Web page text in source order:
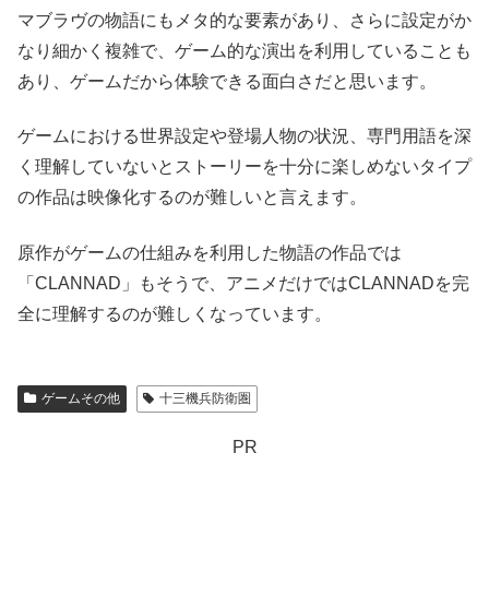
マブラヴの物語にもメタ的な要素があり、さらに設定がか
なり細かく複雑で、ゲーム的な演出を利用していることも
あり、ゲームだから体験できる面白さだと思います。
ゲームにおける世界設定や登場人物の状況、専門用語を深
く理解していないとストーリーを十分に楽しめないタイプ
の作品は映像化するのが難しいと言えます。
原作がゲームの仕組みを利用した物語の作品では
「CLANNAD」もそうで、アニメだけではCLANNADを完
全に理解するのが難しくなっています。
ゲームその他 十三機兵防衛圏
PR